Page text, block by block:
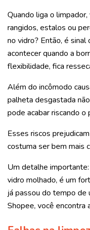
Quando liga o
rangidos, estalos ou
no vidro? Então, é
acontecer quando a
flexibilidade, fica
Além do incômodo
palheta desgastada
pode acabar riscando o
Esses riscos
costuma ser bem mais
Um detalhe
vidro molhado, é um
já passou do tempo de
Shopee, você encontra